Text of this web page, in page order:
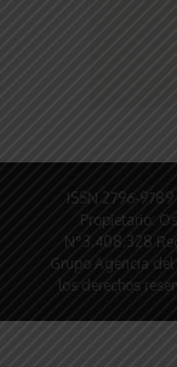
ISSN 2796-
Propietario:
N°3.408.328
Grupo Agencia
los derechos